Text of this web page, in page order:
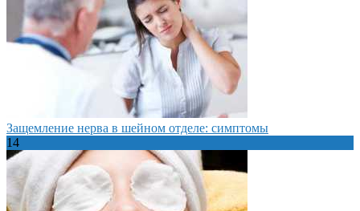
Защемление нерва в шейном отделе: симптомы
14